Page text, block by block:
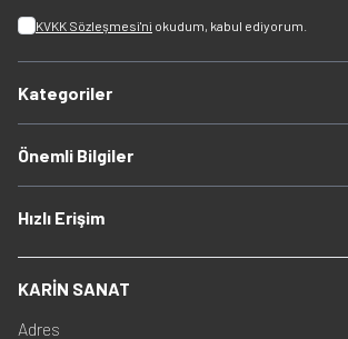
KVKK Sözleşmesi'ni okudum, kabul ediyorum.
Kategoriler
Önemli Bilgiler
Hızlı Erişim
KARİN SANAT
Adres